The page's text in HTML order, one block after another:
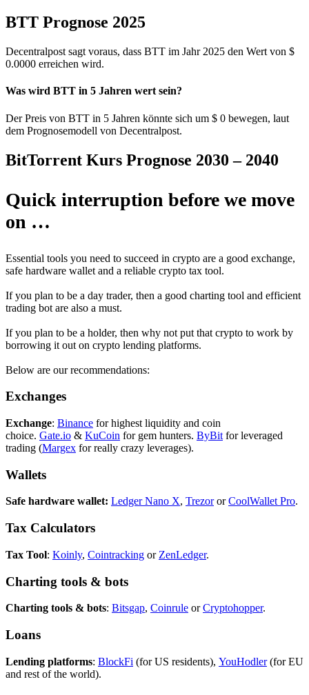
BTT Prognose 2025
Decentralpost sagt voraus, dass BTT im Jahr 2025 den Wert von $
0.0000 erreichen wird.
Was wird BTT in 5 Jahren wert sein?
Der Preis von BTT in 5 Jahren könnte sich um $ 0 bewegen, laut
dem Prognosemodell von Decentralpost.
BitTorrent Kurs Prognose 2030 – 2040
Quick interruption before we move
on …
Essential tools you need to succeed in crypto are a good exchange,
safe hardware wallet and a reliable crypto tax tool.
If you plan to be a day trader, then a good charting tool and efficient
trading bot are also a must.
If you plan to be a holder, then why not put that crypto to work by
borrowing it out on crypto lending platforms.
Below are our recommendations:
Exchanges
Exchange: Binance for highest liquidity and coin
choice. Gate.io & KuCoin for gem hunters. ByBit for leveraged
trading (Margex for really crazy leverages).
Wallets
Safe hardware wallet: Ledger Nano X, TrezororCoolWallet Pro.
Tax Calculators
Tax Tool: Koinly, Cointracking or ZenLedger.
Charting tools & bots
Charting tools & bots: Bitsgap, Coinrule orCryptohopper.
Loans
Lending platforms: BlockFi (for US residents), YouHodler(for EU
and rest of the world).